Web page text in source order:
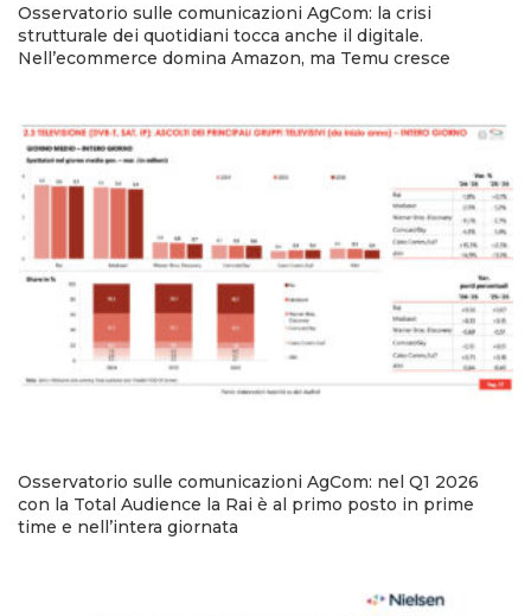
Osservatorio sulle comunicazioni AgCom: la crisi
strutturale dei quotidiani tocca anche il digitale.
Nell’ecommerce domina Amazon, ma Temu cresce
Osservatorio sulle comunicazioni AgCom: nel Q1 2026
con la Total Audience la Rai è al primo posto in prime
time e nell’intera giornata